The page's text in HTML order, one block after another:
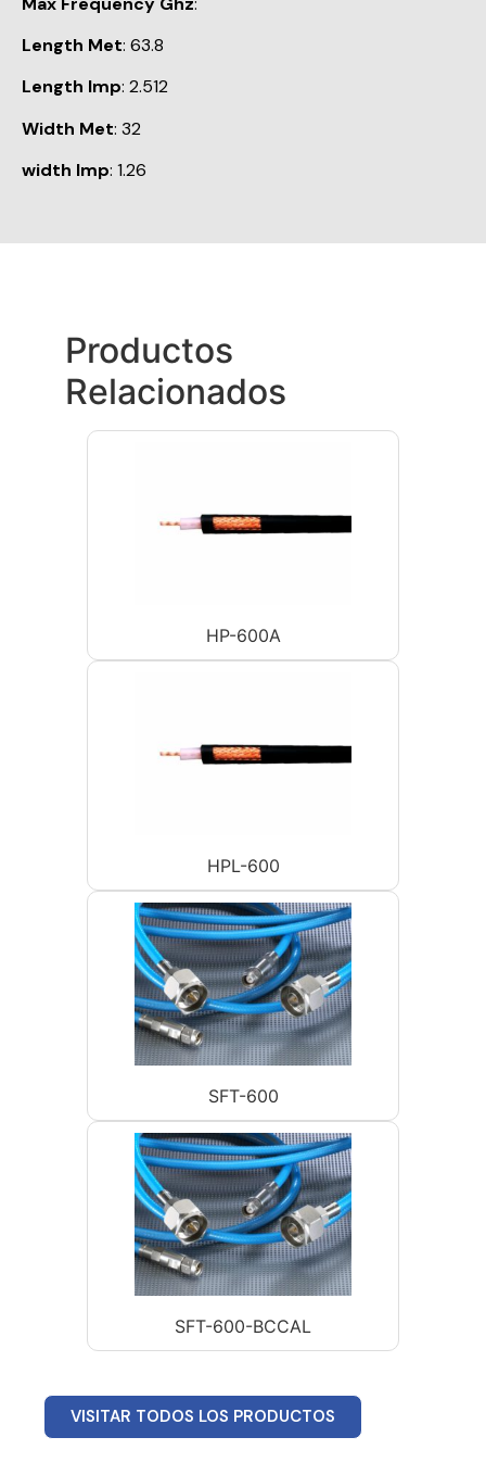
Length Met: 63.8
Length Imp: 2.512
Width Met: 32
width Imp: 1.26
Productos
Relacionados
HP-600A
HPL-600
SFT-600
SFT-600-BCCAL
VISITAR TODOS LOS PRODUCTOS